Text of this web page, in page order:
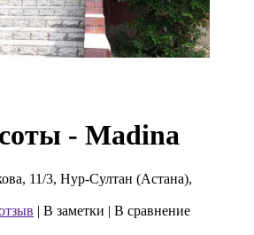
- Madina
11/3, Нур-Султан (Астана),
| В заметки | В сравнение